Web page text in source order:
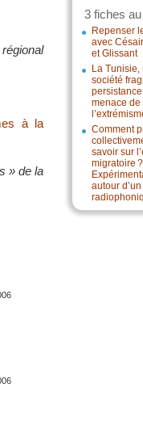
3 fiches
Repenser
avec
et Glissant
La Tunisie,
société
menace de
Comment
savoir sur
migratoire ?
autour
à la
» de la